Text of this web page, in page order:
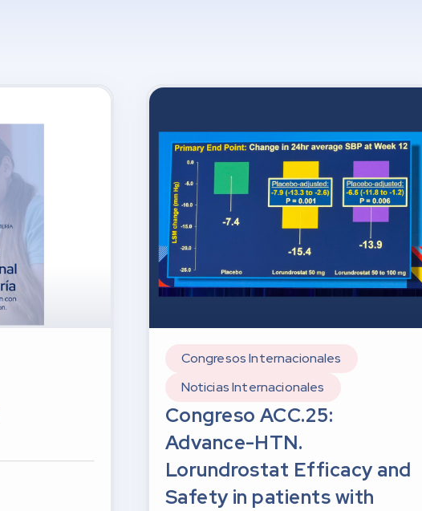
Congresos Internacionales
Noticias Internacionales
Congreso ACC.25:
Advance-HTN.
Lorundrostat Efficacy and
Safety in patients with